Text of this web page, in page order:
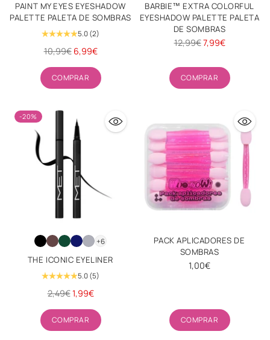
PAINT MY EYES EYESHADOW
PALETTE PALETA DE SOMBRAS
5.0 (2)
Precio
10,99€ 6,99€
COMPRAR
Cantidad
BARBIE™ EXTRA COLORFUL
EYESHADOW PALETTE PALETA
DE SOMBRAS
Precio
12,99€7,99€
COMPRAR
Cantidad
-20%
+6
THE ICONIC EYELINER
5.0 (5)
Precio
2,49€1,99€
COMPRAR
Cantidad
PACK APLICADORES DE
SOMBRAS
1,00€
COMPRAR
Cantidad